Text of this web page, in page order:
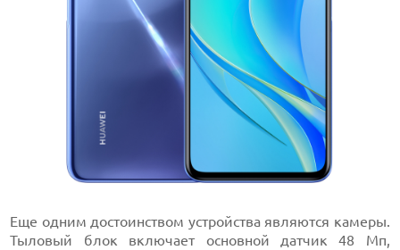
Еще одним достоинством устройства являются камеры.
Тыловый блок включает основной датчик 48 Мп,